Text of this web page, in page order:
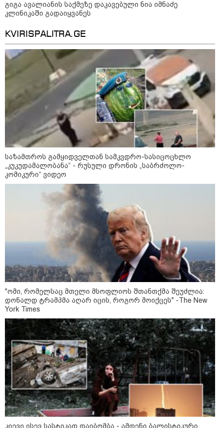
6
აგვისტო
დღის ზოგადი
ასტროლოგიური
პროგნოზი
1-დღიანი ტურები თბილისიდან:
სად წავიდეთ დილით და
დავბრუნდეთ საღამოს?
ბოსტანი აივანზე: რომელი
რა უნდა იყოს იდეალურ პლაჟის
ჩანთაში: სრული ჩეკლისტი
ზღვაზე წასვლამდე
კონფლიქტები
გიგა ავალიანის საქმეზე დაკავებული ნია იმნაძე
კლინიკაში გადაიყვანეს
KVIRISPALITRA.GE
საზამთროს გამყიდველთან სამკვდრო-სასიცოცხლო
„კუკუდამალობანა“ - რუსული დრონის „საბრძოლო-
კომიკური“ ვიდეო
"ომი, რომელსაც მთელი მსოფლიოს შთანთქმა შეუძლია:
დონალდ ტრამპმა აღარ იცის, როგორ მოიქცეს" -The New
York Times
კიევი ისევ სასტიკად დაიბომბა - ამდენი ბალისტიკური